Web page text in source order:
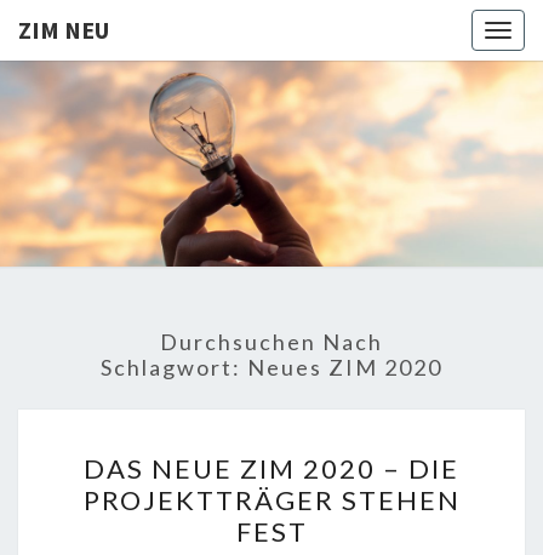
ZIM NEU
ZIM
NEU
Aktuelles
zur ZIM
Förderung
Durchsuchen Nach
Schlagwort: Neues ZIM 2020
NEUE
ZIM
2020
DAS NEUE ZIM 2020 – DIE
PROJEKTTRÄGER STEHEN
FEST